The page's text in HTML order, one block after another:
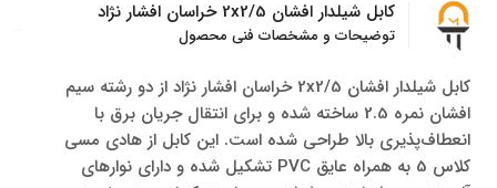
کابل شیلدار افشان 2x2/5 خراسان افشار نژاد
توضیحات و مشخصات فنی محصول
کابل شیلدار افشان 2x2/5 خراسان افشار نژاد از دو رشته سیم
افشان نمره 2.5 ساخته شده و برای انتقال جریان برق با
انعطاف‌پذیری بالا طراحی شده است. این کابل از هادی مسی
کلاس 5 به همراه عایق PVC تشکیل شده و دارای نوارهای